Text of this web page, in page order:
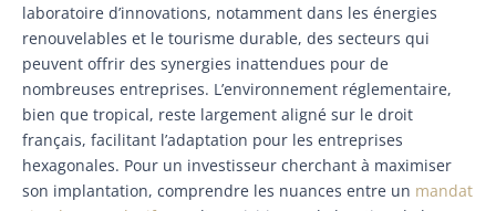
laboratoire d’innovations, notamment dans les énergies
renouvelables et le tourisme durable, des secteurs qui
peuvent offrir des synergies inattendues pour de
nombreuses entreprises. L’environnement réglementaire,
bien que tropical, reste largement aligné sur le droit
français, facilitant l’adaptation pour les entreprises
hexagonales. Pour un investisseur cherchant à maximiser
son implantation, comprendre les nuances entre un mandat